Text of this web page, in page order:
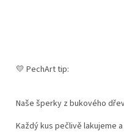
💛 PechArt tip:
Naše šperky z bukového
Každý kus pečlivě lakujeme